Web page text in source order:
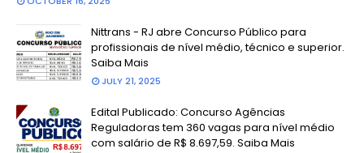
Nittrans - RJ abre Concurso Público para
profissionais de nível médio, técnico e superior.
Saiba Mais
JULY 21, 2025
Edital Publicado: Concurso Agências
Reguladoras tem 360 vagas para nível médio
com salário de R$ 8.697,59. Saiba Mais